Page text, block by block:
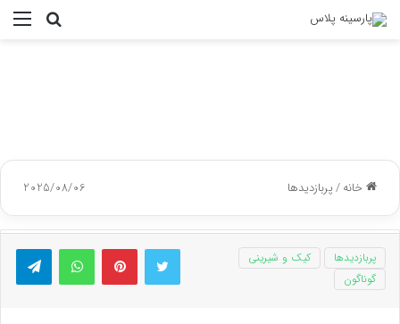
جستجو
خانه/پربازدیدها 2025/08/06
توییتر پینتریستواتس آپ
پربازدیدها
کیک و شیرینی
گوناگون